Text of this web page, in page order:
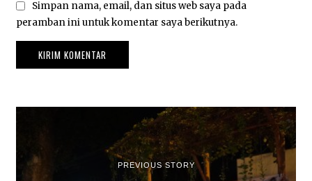
Simpan nama, email, dan situs web saya pada
peramban ini untuk komentar saya berikutnya.
PREVIOUS STORY